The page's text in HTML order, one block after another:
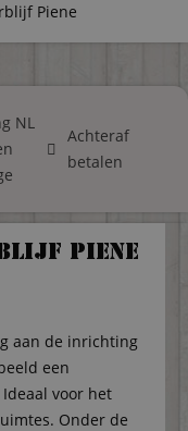
Piene
NL
Achteraf
betalen
Piene
aan de inrichting
een
voor het
Onder de